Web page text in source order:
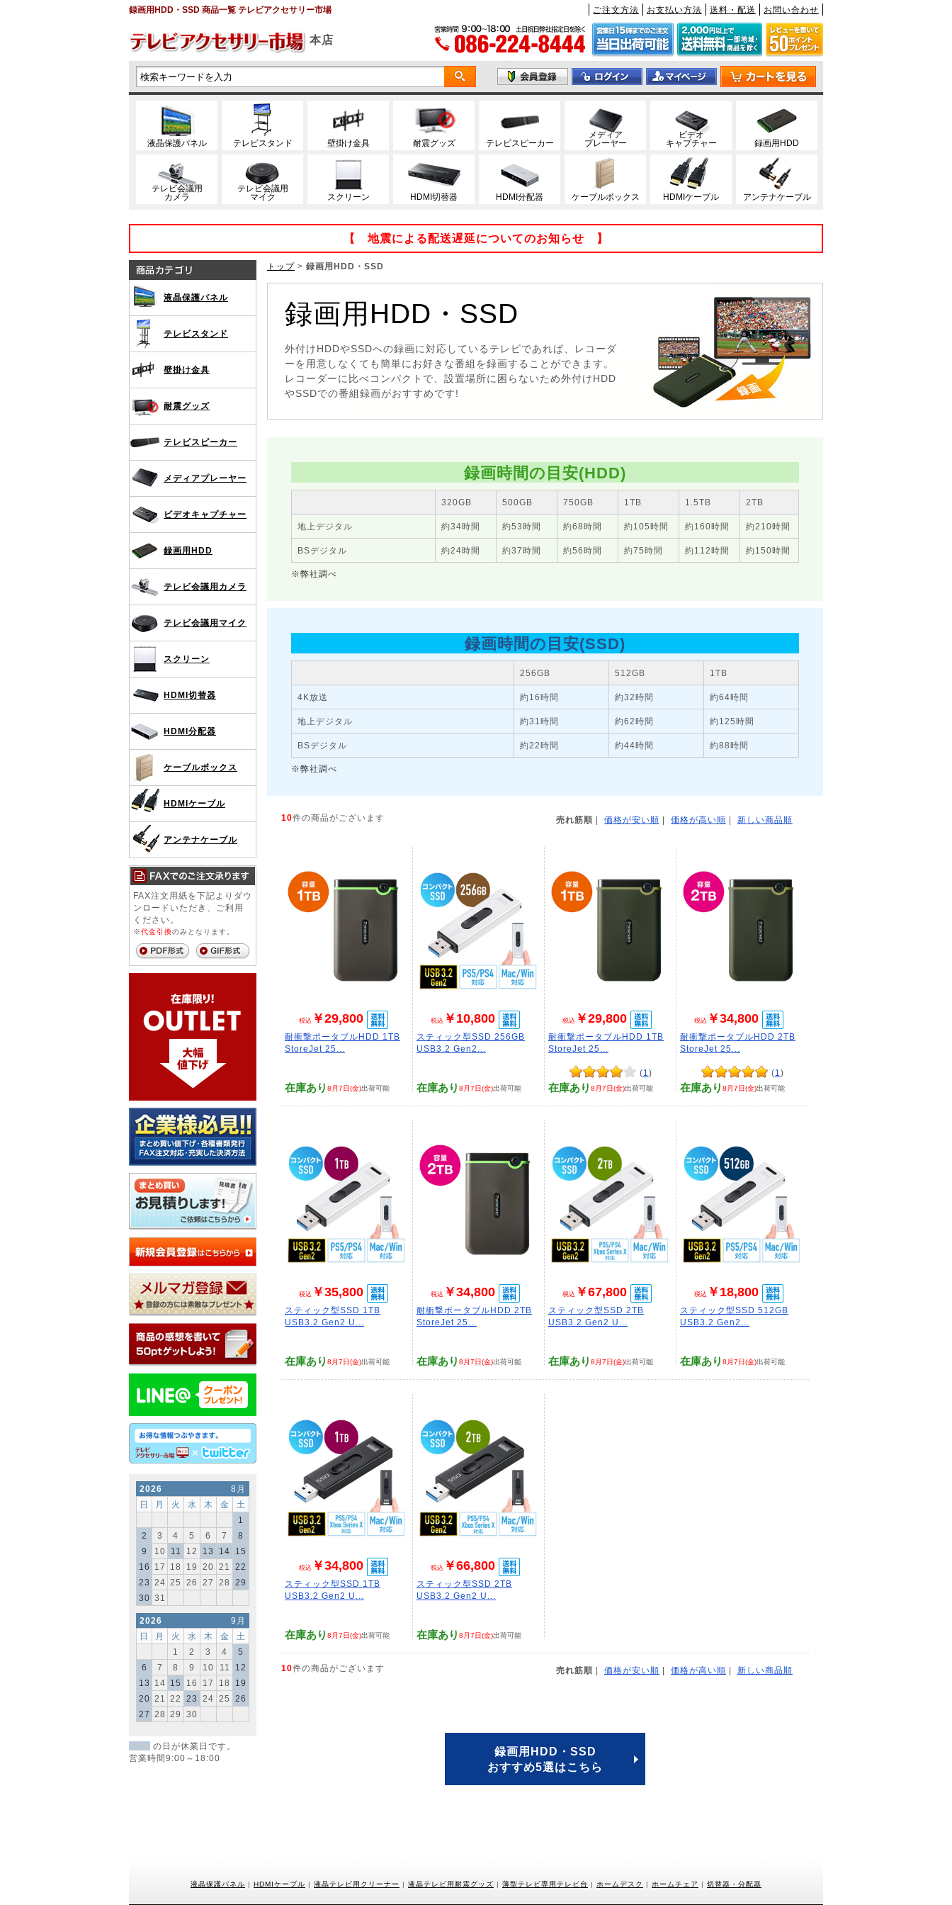
録画用HDD・SSD 商品一覧 テレビアクセサリー市場 ご注文方法 お支払い方法 送料・配送 お問い合わせ
本店
液晶保護パネル テレビスタンド 壁掛け金具 耐震グッズ テレビスピーカー
メディア
プレーヤー
ビデオ
キャプチャー
録画用HDD
テレビ会議用
カメラ
テレビ会議用
マイク
スクリーン HDMI切替器 HDMI分配器 ケーブルボックス HDMIケーブル アンテナケーブル
【 地震による配送遅延についてのお知らせ 】
液晶保護パネル
テレビスタンド
壁掛け金具
耐震グッズ
テレビスピーカー
メディアプレーヤー
ビデオキャプチャー
録画用HDD
テレビ会議用カメラ
テレビ会議用マイク
スクリーン
HDMI切替器
HDMI分配器
ケーブルボックス
HDMIケーブル
アンテナケーブル
FAX注文用紙を下記よりダウ
ンロードいただき、ご利用
ください。
※代金引換のみとなります。
2026
8月
日
月 火 水 木 金
土
1
2
3 4 5 6 7
8
9
10 11 12 13 14
15
16
17 18 19 20 21
22
23
24 25 26 27 28
29
30 31
2026
9月
日
月 火 水 木 金
土
1
2 3 4
5
6
7 8 9 10 11
12
13
14 15 16 17 18
19
20
21 22 23 24 25
26
27
28 29 30
の日が休業日です。
営業時間9:00～18:00
トップ > 録画用HDD・SSD
録画用HDD・SSD
外付けHDDやSSDへの録画に対応しているテレビであれば、レコーダ
ーを用意しなくても簡単にお好きな番組を録画することができます。
レコーダーに比べコンパクトで、設置場所に困らないため外付けHDD
やSSDでの番組録画がおすすめです!
録画時間の目安(HDD)
320GB 500GB 750GB 1 TB 1.5TB 2TB
地上デジタル 約34時間 約53時間 約68時間 約105時間 約160時間 約210時間
BSデジタル 約24時間 約37時間 約56時間 約75時間 約112時間 約150時間
※弊社調べ
録画時間の目安(SSD)
256GB 512GB 1 TB
4K放送 約16時間 約32時間 約64時間
地上デジタル 約31時間 約62時間 約125時間
BSデジタル 約22時間 約44時間 約88時間
※弊社調べ
10件の商品がございます 売れ筋順 | 価格が安い順 | 価格が高い順 | 新しい商品順
税込 ￥29,800
耐衝撃ポータブルHDD 1TB
StoreJet 25...
在庫あり 8月7日(金)出荷可能
税込 ￥10,800
スティック型SSD 256GB
USB3.2 Gen2...
在庫あり 8月7日(金)出荷可能
税込 ￥29,800
耐衝撃ポータブルHDD 1TB
StoreJet 25...
(1 )
在庫あり 8月7日(金)出荷可能
税込 ￥34,800
耐衝撃ポータブルHDD 2TB
StoreJet 25...
(1 )
在庫あり 8月7日(金)出荷可能
税込 ￥35,800
スティック型SSD 1TB
USB3.2 Gen2 U...
在庫あり 8月7日(金)出荷可能
税込 ￥34,800
耐衝撃ポータブルHDD 2TB
StoreJet 25...
在庫あり 8月7日(金)出荷可能
税込 ￥67,800
スティック型SSD 2TB
USB3.2 Gen2 U...
在庫あり 8月7日(金)出荷可能
税込 ￥18,800
スティック型SSD 512GB
USB3.2 Gen2...
在庫あり 8月7日(金)出荷可能
税込 ￥34,800
スティック型SSD 1TB
USB3.2 Gen2 U...
在庫あり 8月7日(金)出荷可能
税込 ￥66,800
スティック型SSD 2TB
USB3.2 Gen2 U...
在庫あり 8月7日(金)出荷可能
10件の商品がございます 売れ筋順 | 価格が安い順 | 価格が高い順 | 新しい商品順
録画用HDD・SSD
おすすめ5選はこちら
液晶保護パネル | HDMIケーブル | 液晶テレビ用クリーナー | 液晶テレビ用耐震グッズ | 薄型テレビ専用テレビ台 | ホームデスク | ホームチェア | 切替器・分配器